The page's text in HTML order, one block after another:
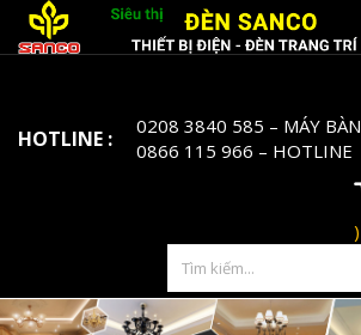
HOTLINE : 0208 3840 585 – MÁY BÀN
0866 115 966 – HOTLINE
)